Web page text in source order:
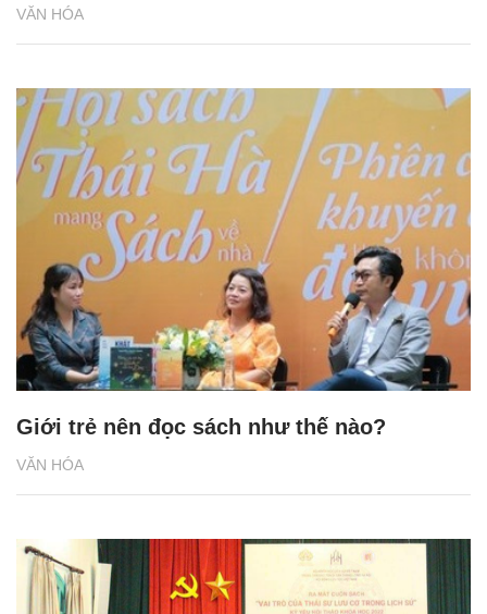
VĂN HÓA
VĂN HÓA
Giới trẻ nên đọc sách như thế nào?